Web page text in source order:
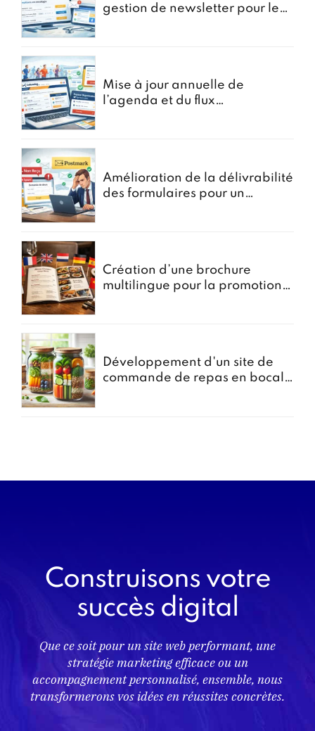
gestion de newsletter pour le
Mise à jour annuelle de
l’agenda et du flux
Amélioration de la délivrabilité
des formulaires pour un
Création d’une brochure
multilingue pour la promotion
Développement d'un site de
commande de repas en bocal -
Construisons votre
succès digital
Que ce soit pour un site web performant, une
stratégie marketing efficace ou un
accompagnement personnalisé, ensemble, nous
transformerons vos idées en réussites concrètes.